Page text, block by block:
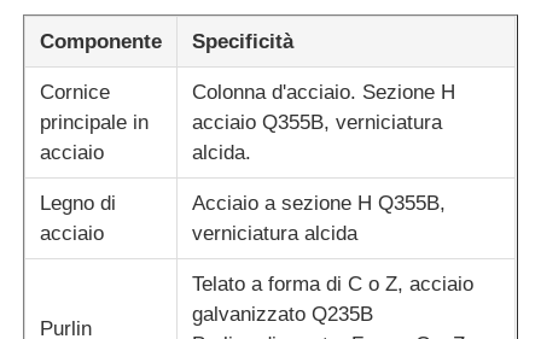
Strutture di mining
Hangar per aerei con struttura in acciaio
Pollaio con struttura in acciaio
Struttura in acciaio Torre del serbatoio dell'acqua
Componente Specificità
Cornice
principale in
acciaio
Colonna d'acciaio. Sezione H
acciaio Q355B, verniciatura
alcida.
Legno di
acciaio
Acciaio a sezione H Q355B,
verniciatura alcida
Purlin
Telato a forma di C o Z, acciaio
galvanizzato Q235B